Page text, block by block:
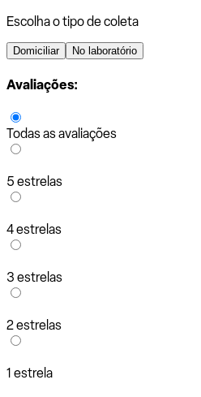
Escolha o tipo de coleta
Domiciliar No laboratório
Avaliações:
Todas as avaliações
5 estrelas
4 estrelas
3 estrelas
2 estrelas
1 estrela